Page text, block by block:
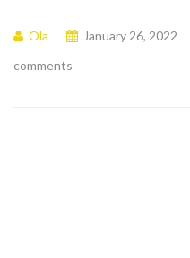
Ola January 26, 2022
comments